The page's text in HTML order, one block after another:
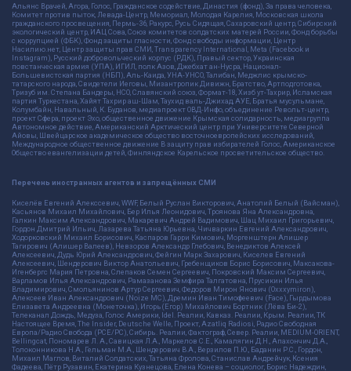
Альянс Врачей, Агора, Голос, Гражданское содействие, Династия (фонд), За права человека,
Комитет против пыток, Левада-Центр, Мемориал, Молодая Карелия, Московская школа
гражданского просвещения, Пермь-36, Ракурс, Русь Сидящая, Сахаровский центр, Сибирский
экологический центр, ИАЦ Сова, Союз комитетов солдатских матерей России, Фонд борьбы
с коррупцией (ФБК), Фонд защиты гласности, Фонд свободы информации, Центр
Насилию.нет, Центр защиты прав СМИ, Transparency International, Meta (Facebook и
Instagram), Русский добровольческий корпус (РДК), Правый сектор, Украинская
повстанческая армия (УПА), ИГИЛ, полк Азов, Джебхат ан-Нусра, Национал-
Большевистская партия (НБП), Аль-Каида, УНА-УНСО, Талибан, Меджлис крымско-
татарского народа, Свидетели Иеговы, Мизантропик Дивижн, Братство, Артподготовка,
Тризуб им. Степана Бандеры, НСО, Славянский союз, Формат-18, Хизб ут-Тахрир, Исламская
партия Туркестана, Хайят Тахрир аш-Шам, Таухид валь-Джихад, АУЕ, Братья мусульмане,
Колумбайн, Навальный, К. Буданов, медиапроект ОВД-Инфо, объединение Револьт-центр,
проект Сфера, проект Эхо, общественное движение Крымская солидарность, медиагруппа
Автономное действие, Американский Арктический центр при Университете Северной
Айовы, Швейцарское академическое общество восточноевропейских исследований,
Международное общественное движение В защиту прав избирателей Голос, Американское
Общество евангелизации детей, Финляндское Карельское просветительское общество.
Перечень иностранных агентов и запрещённых СМИ
Киселёв Евгений Алекссевич, WWF, Белый Руслан Викторович, Анатолий Белый (Вайсман),
Касьянов Михаил Михайлович, Бер Илья Леонидович, Троянова Яна Александровна,
Галкин Максим Александрович, Макаревич Андрей Вадимович, Шац Михаил Григорьевич,
Гордон Дмитрий Ильич, Лазарева Татьяна Юрьевна, Чичваркин Евгений Александрович,
Ходорковский Михаил Борисович, Каспаров Гарри Кимович, Моргенштерн Алишер
Тагирович (Алишер Валеев), Невзоров Александр Глебович, Венедиктов Алексей
Алексеевич, Дудь Юрий Александрович, Фейгин Марк Захарович, Киселев Евгений
Алексеевич, Шендерович Виктор Анатольевич, Гребенщиков Борис Борисович, Максакова-
Игенбергс Мария Петровна, Слепаков Семен Сергеевич, Покровский Максим Сергеевич,
Варламов Илья Александрович, Рамазанова Земфира Талгатовна, Прусикин Илья
Владимирович, Смольянинов Артур Сергеевич, Федоров Мирон Янович (Oxxxymiron),
Алексеев Иван Александрович (Noize MC), Дремин Иван Тимофеевич (Face), Гырдымова
Елизавета Андреевна (Монеточка), Игорь(Егор) Михайлович Бортник (Лёва Би-2),
Телеканал Дождь, Медуза, Голос Америки, Idel. Реалии, Кавказ. Реалии, Крым. Реалии, ТК
Настоящее Время, The Insider, Deutsche Welle, Проект, Azatliq Radiosi, Радио Свободная
Европа/Радио Свобода (PCE/PC), Сибирь. Реалии, Фактограф, Север. Реалии, MEDIUM-ORIENT,
Bellingcat, Пономарев Л. А., Савицкая Л.А., Маркелов С.Е., Камалягин Д.Н., Апахончич Д.А.,
Толоконникова Н.А., Гельман М.А., Шендерович В.А., Верзилов П.Ю., Баданин Р.С., Гордон,
Михаил Маглов, Виталий Солдатских, Татьяна Фролова, Станислав Андрейчук, Ксения
Фадеева, Пётр Рузавин, Екатерина Кузнецова, Елена Конева – социолог, Борис Надеждин,